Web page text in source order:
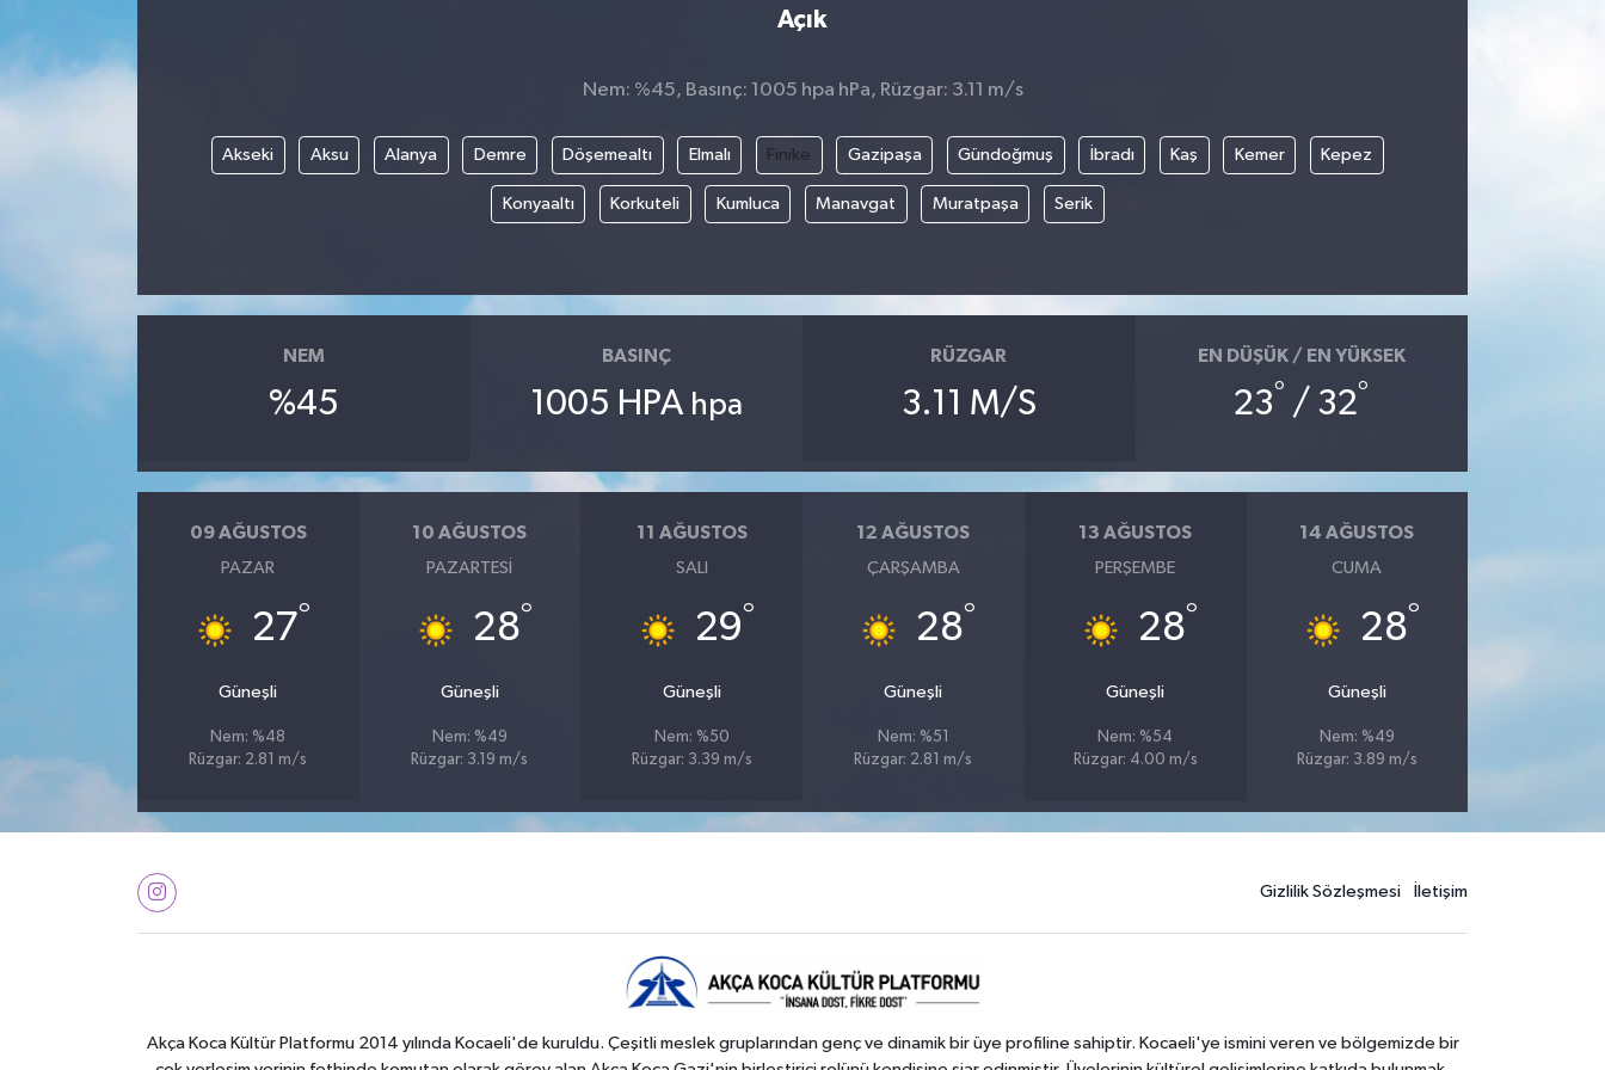
Açık
Nem: %45, Basınç: 1005 hpa hPa, Rüzgar: 3.11 m/s
Akseki Aksu Alanya Demre Döşemealtı Elmalı Finike Gazipaşa Gündoğmuş İbradı Kaş Kemer Kepez
Konyaaltı Korkuteli Kumluca Manavgat Muratpaşa Serik
NEM
%45
BASINÇ
1005 HPA hpa
RÜZGAR
3.11 M/S
EN DÜŞÜK / EN YÜKSEK
23° / 32°
09 AĞUSTOS
PAZAR
27°
Güneşli
Nem: %48
Rüzgar: 2.81 m/s
10 AĞUSTOS
PAZARTESI
28°
Güneşli
Nem: %49
Rüzgar: 3.19 m/s
11 AĞUSTOS
SALI
29°
Güneşli
Nem: %50
Rüzgar: 3.39 m/s
12 AĞUSTOS
ÇARŞAMBA
28°
Güneşli
Nem: %51
Rüzgar: 2.81 m/s
13 AĞUSTOS
PERŞEMBE
28°
Güneşli
Nem: %54
Rüzgar: 4.00 m/s
14 AĞUSTOS
CUMA
28°
Güneşli
Nem: %49
Rüzgar: 3.89 m/s
Gizlilik Sözleşmesi İletişim
Akça Koca Kültür Platformu 2014 yılında Kocaeli'de kuruldu. Çeşitli meslek gruplarından genç ve dinamik bir üye profiline sahiptir. Kocaeli'ye ismini veren ve bölgemizde bir
Yönetim Kurulu